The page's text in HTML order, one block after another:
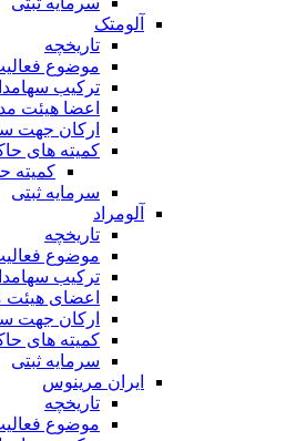
آلومتک
تاریخچه
موضوع
ترکیب
اعضا هیئت
ارکان جهت
کمیته های
کمیته
سرمایه ثبتی
آلومراد
تاریخچه
موضوع
ترکیب
اعضای هیئت
ارکان جهت
کمیته های
سرمایه ثبتی
ایران مرینوس
تاریخچه
موضوع